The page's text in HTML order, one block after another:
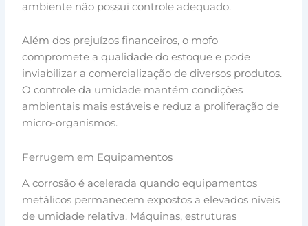
ambiente não possui controle adequado.
Além dos prejuízos financeiros, o mofo
compromete a qualidade do estoque e pode
inviabilizar a comercialização de diversos produtos.
O controle da umidade mantém condições
ambientais mais estáveis e reduz a proliferação de
micro-organismos.
Ferrugem em Equipamentos
A corrosão é acelerada quando equipamentos
metálicos permanecem expostos a elevados níveis
de umidade relativa. Máquinas, estruturas